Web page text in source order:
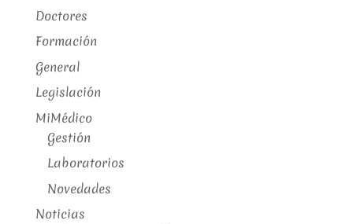
Doctores
Formación
General
Legislación
MiMédico
Gestión
Laboratorios
Novedades
Noticias